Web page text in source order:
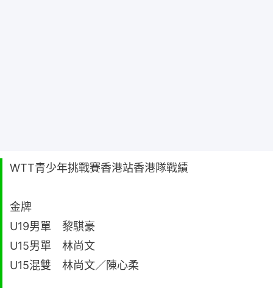
WTT青少年挑戰賽香港站香港隊戰績
金牌
U19男單 黎騏豪
U15男單 林尚文
U15混雙 林尚文／陳心柔